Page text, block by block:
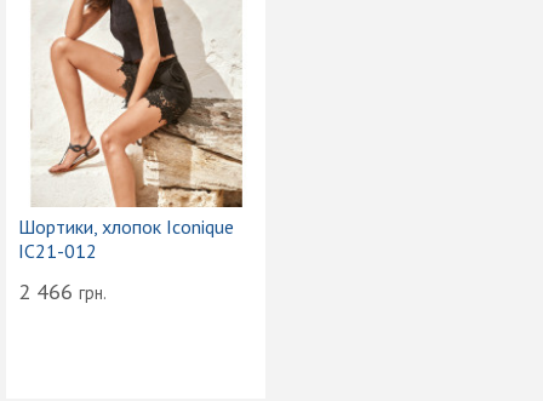
Шортики, хлопок Iconique
IC21-012
2 466 грн.